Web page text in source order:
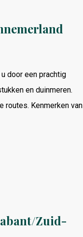
door een prachtig
en duinmeren.
routes. Kenmerken van
Zuid-